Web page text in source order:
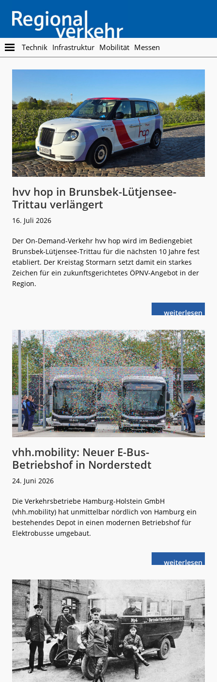
main
content
footer
Regionalverkehr
Die
Fachzeitschrift
Personennahverkehr
Technik Infrastruktur Mobilität Messen
hvv hop in Brunsbek-Lütjensee-
Trittau verlängert
16. Juli 2026
Der On-Demand-Verkehr hvv hop wird im Bediengebiet
Brunsbek-Lütjensee-Trittau für die nächsten 10 Jahre fest
etabliert. Der Kreistag Stormarn setzt damit ein starkes
Zeichen für ein zukunftsgerichtetes ÖPNV-Angebot in der
Region.
weiterlese
nhvv
Brunsbek-
Lütjensee-
Trittau
verlängert
vhh.mobility: Neuer E-Bus-
Betriebshof in Norderstedt
24. Juni 2026
Die Verkehrsbetriebe Hamburg-Holstein GmbH
(vhh.mobility) hat unmittelbar nördlich von Hamburg ein
bestehendes Depot in einen modernen Betriebshof für
Elektrobusse umgebaut.
weiterlese
nvhh.mobility:
Bus-
Betriebshof
in Norderstedt